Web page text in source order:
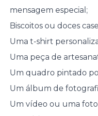
mensagem especial;
Biscoitos ou doces
Uma t-shirt
Uma peça de
Um quadro pintado
Um álbum de
Um vídeo ou uma